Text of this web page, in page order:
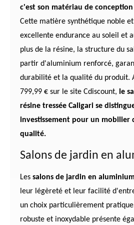
c'est son matériau de conception
Cette matière synthétique noble
excellente endurance au soleil et
plus de la résine, la structure du
partir d'aluminium renforcé,
durabilité et la qualité du produit.
799,99 € sur le site Cdiscount, le
résine tressée Caligari se
investissement pour un mobilier
qualité.
Salons de jardin en
Les salons de jardin en
leur légèreté et leur facilité
un choix particulièrement
robuste et inoxydable présente